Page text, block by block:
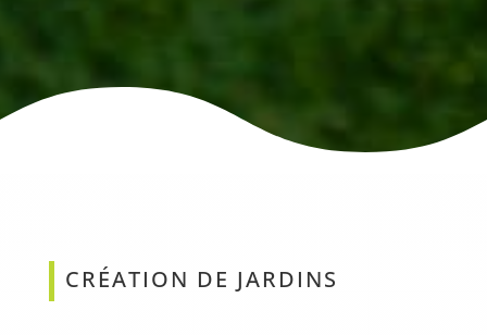
CRÉATION DE JARDINS